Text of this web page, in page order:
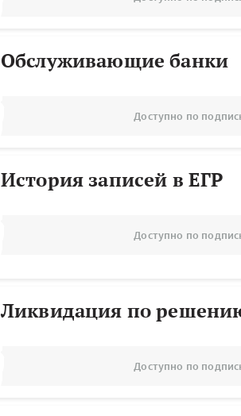
Обслуживающие банки
Доступно по
История записей в ЕГР
Доступно по
Ликвидация по
Доступно по